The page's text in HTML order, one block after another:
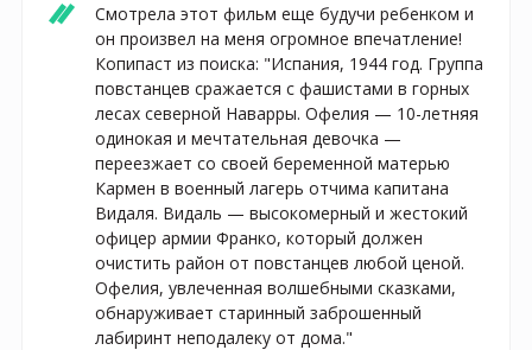
Смотрела этот фильм еще будучи ребенком и
он произвел на меня огромное впечатление!
Копипаст из поиска: "Испания, 1944 год. Группа
повстанцев сражается с фашистами в горных
лесах северной Наварры. Офелия — 10-летняя
одинокая и мечтательная девочка —
переезжает со своей беременной матерью
Кармен в военный лагерь отчима капитана
Видаля. Видаль — высокомерный и жестокий
офицер армии Франко, который должен
очистить район от повстанцев любой ценой.
Офелия, увлеченная волшебными сказками,
обнаруживает старинный заброшенный
лабиринт неподалеку от дома."